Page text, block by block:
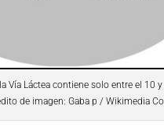
Vía Láctea contiene solo entre el 10 y
de imagen: Gaba p / Wikimedia